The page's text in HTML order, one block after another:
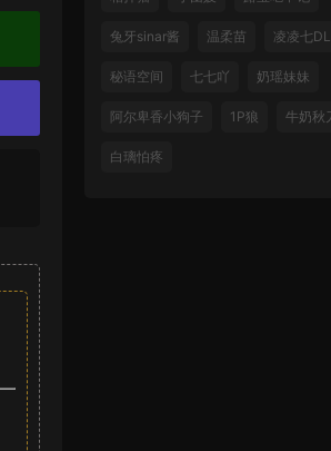
兔牙sinar酱 温柔苗 凌凌七DL
秘语空间 七七吖 奶瑶妹妹
阿尔卑香小狗子 1P狼 牛奶秋
白璃怕疼